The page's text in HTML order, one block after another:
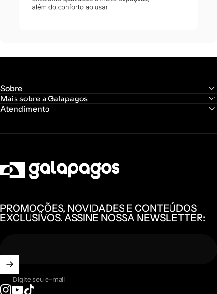
Sobre
Mais sobre a Galapagos
Atendimento
Galapagos Outdoor
PROMOÇÕES, NOVIDADES E CONTEÚDOS
EXCLUSIVOS. ASSINE NOSSA NEWSLETTER:
Digite seu e-mail